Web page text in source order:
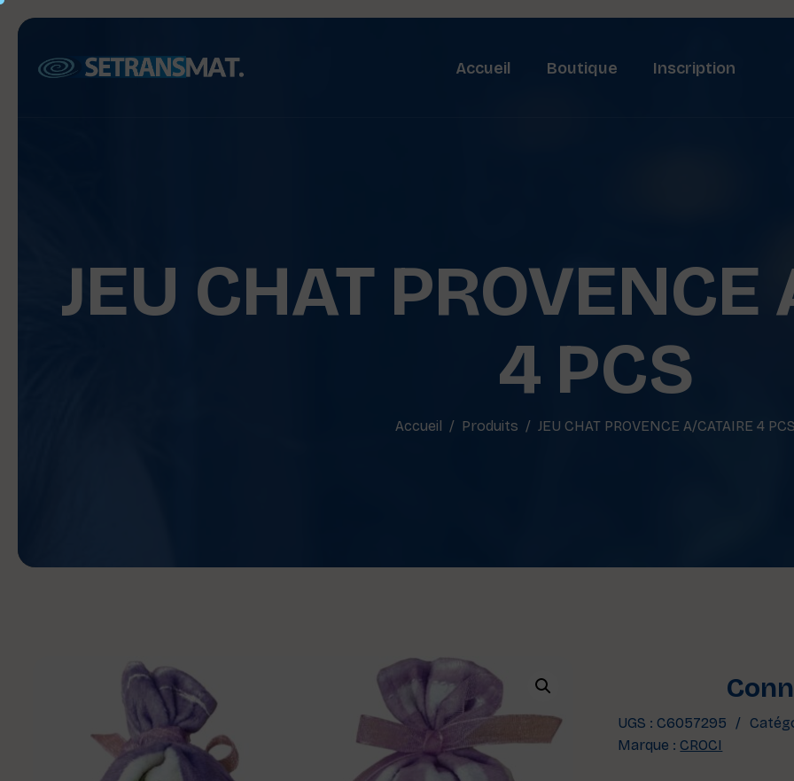
Accueil Boutique Inscription
JEU CHAT PROVENCE
4 PCS
Accueil Produits JEU CHAT PROVENCE A/CATAIRE 4
UGS : C6057295
Marque : CROCI